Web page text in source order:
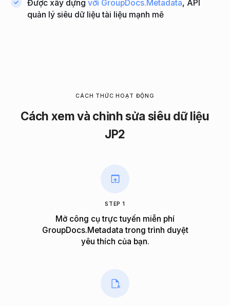
Được xây dựngvới GroupDocs.Metadata, API
quản lý siêu dữ liệu tài liệu mạnh mẽ
CÁCH THỨC HOẠT ĐỘNG
Cách xem và chỉnh sửa siêu dữ liệu
JP2
STEP 1
Mở công cụ trực tuyến miễn phí
GroupDocs.Metadata trong trình duyệt
yêu thích của bạn.